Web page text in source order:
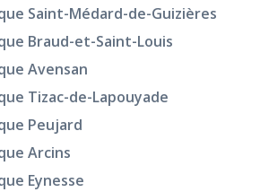
Saint-Médard-de-Guizières
Braud-et-Saint-Louis
Avensan
Tizac-de-Lapouyade
Peujard
Arcins
Eynesse